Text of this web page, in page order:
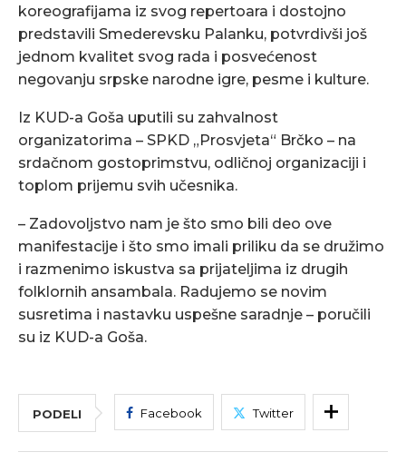
koreografijama iz svog repertoara i dostojno
predstavili Smederevsku Palanku, potvrdivši još
jednom kvalitet svog rada i posvećenost
negovanju srpske narodne igre, pesme i kulture.
Iz KUD-a Goša uputili su zahvalnost
organizatorima – SPKD „Prosvjeta“ Brčko – na
srdačnom gostoprimstvu, odličnoj organizaciji i
toplom prijemu svih učesnika.
– Zadovoljstvo nam je što smo bili deo ove
manifestacije i što smo imali priliku da se družimo
i razmenimo iskustva sa prijateljima iz drugih
folklornih ansambala. Radujemo se novim
susretima i nastavku uspešne saradnje – poručili
su iz KUD-a Goša.
PODELI Facebook Twitter